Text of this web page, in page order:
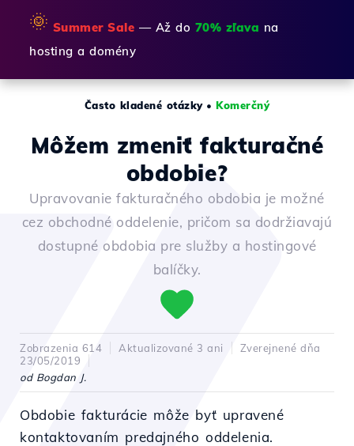
🌞 Summer Sale — Až do 70% zľava na
hosting a domény
Často kladené otázky•Komerčný
Môžem zmeniť fakturačné
obdobie?
Upravovanie fakturačného obdobia je možné
cez obchodné oddelenie, pričom sa dodržiavajú
dostupné obdobia pre služby a hostingové
balíčky.
Zobrazenia 614 Aktualizované 3 ani
Zverejnené dňa
23/05/2019
od Bogdan J.
Obdobie fakturácie môže byť upravené
kontaktovaním predajného oddelenia.